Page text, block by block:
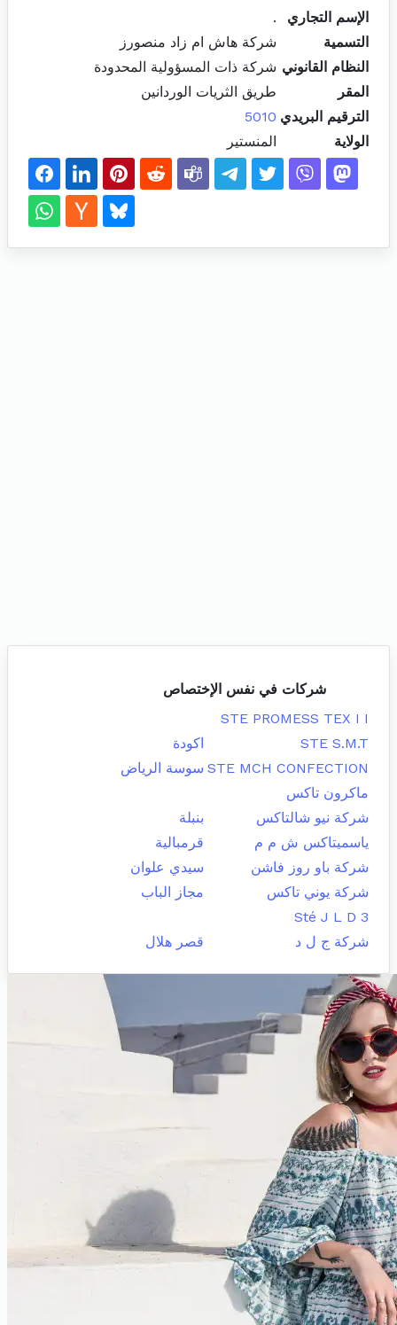
الإسم التجاري
.
التسمية
شركة هاش ام زاد منصورز
النظام القانوني شركة ذات المسؤولية المحدودة
المقر
طريق الثريات الوردانين
الترقيم البريدي 5010
الولاية
المنستير
شركات في نفس الإختصاص
STE PROMESS TEX I I
STE S.M.T
اكودة
STE MCH CONFECTION سوسة الرياض
ماكرون تاكس
شركة نيو شالتاكس
بنبلة
ياسميتاكس ش م م
قرمبالية
شركة باو روز فاشن
سيدي علوان
شركة يوني تاكس
مجاز الباب
Sté J L D 3
شركة ج ل د
قصر هلال